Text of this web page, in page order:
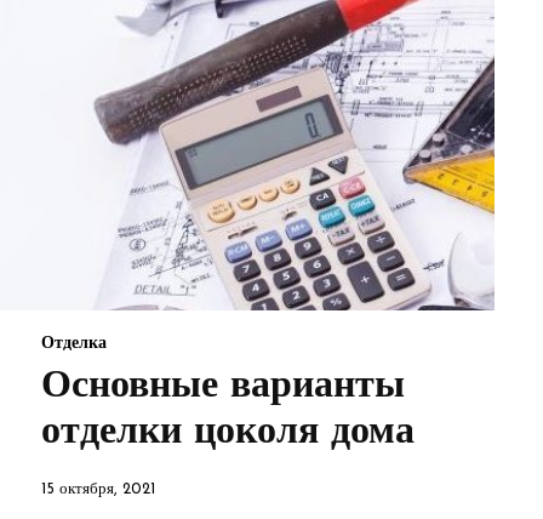
Отделка
Основные варианты
отделки цоколя дома
15 октября, 2021